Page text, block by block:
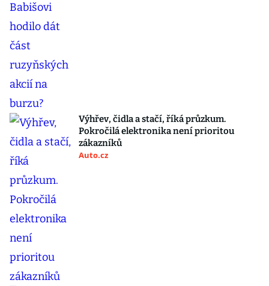
Výhřev, čidla a stačí, říká průzkum.
Pokročilá elektronika není prioritou
zákazníků
Auto.cz